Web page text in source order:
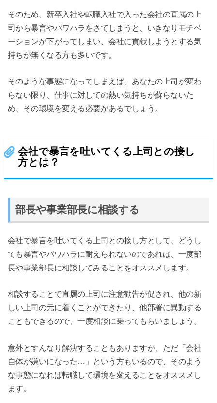
そのため、新卒入社や転職入社で入った会社の直属の上
司から暴言やパワハラをさてしまうと、いきなりモチベ
ーションが下がってしまい、会社に貢献しようとする気
持ちが無くなる方も多いです。
そのような事態になってしまえば、あなたの上司が変わ
らない限り、仕事に対しての熱い気持ちが蘇らないた
め、その環境を変える必要があるでしょう。
会社で暴言を吐いてくる上司との接し
方とは？
部長や事業部長に相談する
会社で暴言を吐いてくる上司との接し方として、どうし
ても暴言やパワハラに耐えられないのであれば、一度部
長や事業部長に相談してみることをオススメします。
相談することで直属の上司に注意勧告が促され、他の新
しい上司の元に着くことができたり、他部署に異動する
こともできるので、一度相談に乗ってもらいましょう。
意外とすんなり解決することもありますが、ただ「会社
自体が嫌いになった…」という方もいるので、そのよう
な事態になれば転職して環境を変えることをオススメし
ます。